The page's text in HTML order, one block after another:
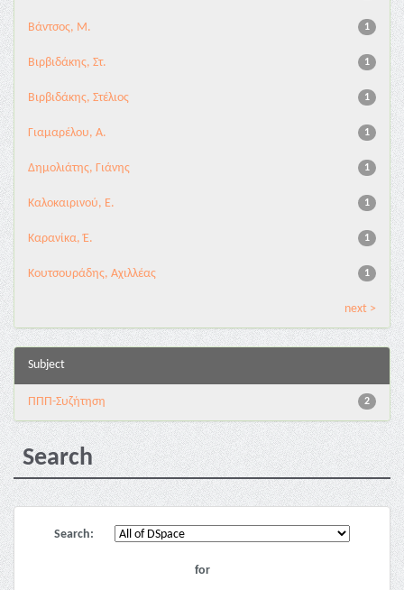
1
Βάντσος, Μ.
1
Βιρβιδάκης, Στ.
1
Βιρβιδάκης, Στέλιος
1
Γιαμαρέλου, Α.
1
Δημολιάτης, Γιάνης
1
Καλοκαιρινού, Ε.
1
Καρανίκα, Έ.
1
Κουτσουράδης, Αχιλλέας
next >
Subject
2
ΠΠΠ-Συζήτηση
Search
Search:
for